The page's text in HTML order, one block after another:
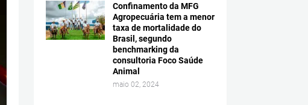
Confinamento da MFG
Agropecuária tem a menor
taxa de mortalidade do
Brasil, segundo
benchmarking da
consultoria Foco Saúde
Animal
maio 02, 2024